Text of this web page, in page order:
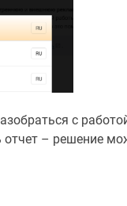
с
отчет – решение